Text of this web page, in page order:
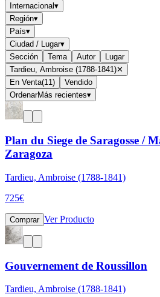
Internacional▾
Región▾
País▾
Ciudad / Lugar▾
Sección
Tema Autor
Lugar
Tardieu, Ambroise (1788-1841)✕
En Venta(11)
Vendido
OrdenarMás recientes▾
Plan du Siege de Saragosse /
Zaragoza
Tardieu, Ambroise (1788-1841)
725€
Comprar Ver Producto
Gouvernement de Roussillon
Tardieu, Ambroise (1788-1841)